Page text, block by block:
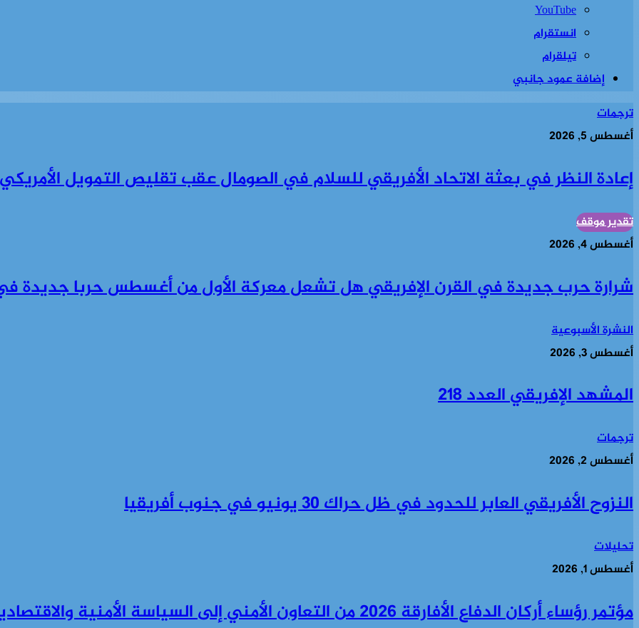
‫YouTube
انستقرام
تيلقرام
إضافة عمود جانبي
ترجمات
أغسطس 5, 2026
إعادة النظر في بعثة الاتحاد الأفريقي للسلام في الصومال عقب تقليص التمويل الأمريكي
تقدير موقف
أغسطس 4, 2026
شرارة حرب جديدة في القرن الإفريقي هل تشعل معركة الأول من أغسطس حربا جديدة في
النشرة الأسبوعية
أغسطس 3, 2026
المشهد الإفريقي العدد 218
ترجمات
أغسطس 2, 2026
النزوح الأفريقي العابر للحدود في ظل حراك 30 يونيو في جنوب أفريقيا
تحليلات
أغسطس 1, 2026
مؤتمر رؤساء أركان الدفاع الأفارقة 2026 من التعاون الأمني إلى السياسة الأمنية والاقتصادية معا